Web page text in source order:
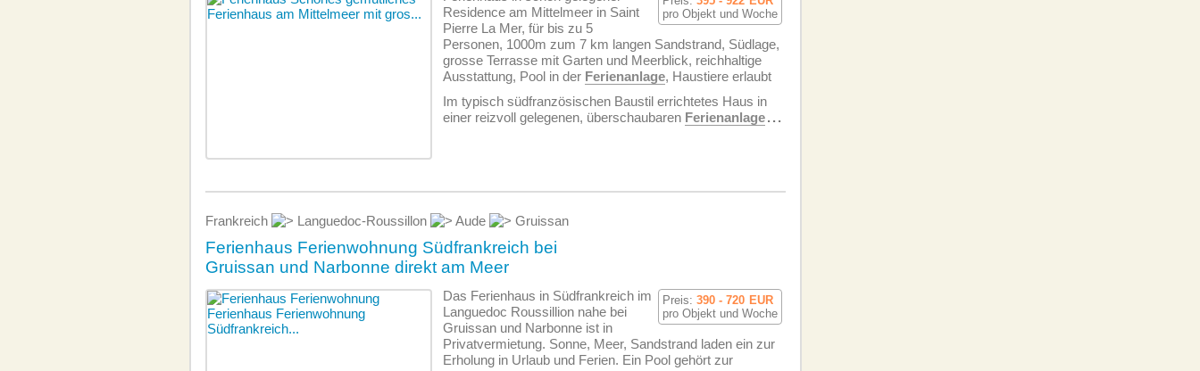
pro Objekt und Woche
Residence am Mittelmeer in Saint
Pierre La Mer, für bis zu 5
Personen, 1000m zum 7 km langen Sandstrand, Südlage,
grosse Terrasse mit Garten und Meerblick, reichhaltige
Ausstattung, Pool in der Ferienanlage, Haustiere erlaubt
Im typisch südfranzösischen Baustil errichtetes Haus in
einer reizvoll gelegenen, überschaubaren Ferienanlage...
Frankreich Languedoc-Roussillon Aude Gruissan
Ferienhaus Ferienwohnung Südfrankreich bei
Gruissan und Narbonne direkt am Meer
Preis: 390 - 720 EUR
pro Objekt und Woche
Das Ferienhaus in Südfrankreich im
Languedoc Roussillion nahe bei
Gruissan und Narbonne ist in
Privatvermietung. Sonne, Meer, Sandstrand laden ein zur
Erholung in Urlaub und Ferien. Ein Pool gehört zur